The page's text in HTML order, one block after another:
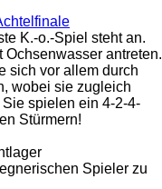
K.-o.-Spiel steht an.
antreten.
sich vor allem durch
wobei sie zugleich
spielen ein 4-2-4-
Stürmern!
Spieler zu